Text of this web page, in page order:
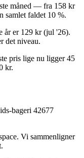
måned — fra 158 kr
samlet faldet 10 %.
år er 129 kr (jul '26).
det niveau.
pris lige nu ligger 45
kr.
bageri 42677
Vi sammenligner